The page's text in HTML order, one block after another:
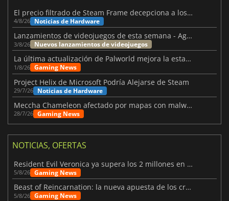
El precio filtrado de Steam Frame decepciona a los usuarios
4/8/26 Noticias de Hardware
Lanzamientos de videojuegos de esta semana - Agosto de 2026 (semana 32)
3/8/26 Nuevos lanzamientos de videojuegos
La última actualización de Palworld mejora la estabilidad
1/8/26 Gaming News
Project Helix de Microsoft Podría Alejarse de Steam
29/7/26 Noticias de Hardware
Meccha Chameleon afectado por mapas con malware y Discord
28/7/26 Gaming News
NOTICIAS, OFERTAS
Resident Evil Veronica ya supera los 2 millones en listas de deseados
5/8/26 Gaming News
Beast of Reincarnation: la nueva apuesta de los creadores de Pokémon
5/8/26 Gaming News